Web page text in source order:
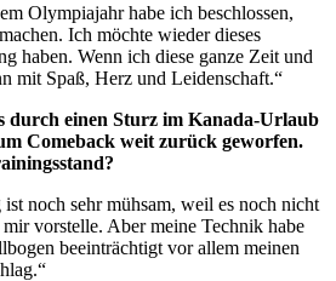
Olympiajahr habe ich beschlossen,
Ich möchte wieder dieses
haben. Wenn ich diese ganze Zeit und
mit Spaß, Herz und Leidenschaft.“
durch einen Sturz im Kanada-Urlaub
Comeback weit zurück geworfen.
noch sehr mühsam, weil es noch nicht
vorstelle. Aber meine Technik habe
beeinträchtigt vor allem meinen